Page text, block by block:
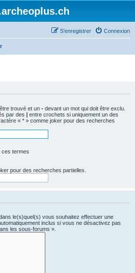
Connexion
S’enregistrer
trouvé et un - devant un mot qui doit être exclu.
par des | entre crochets si uniquement un des
« * » comme joker pour des recherches
ces termes
pour des recherches partielles.
le(s)quel(s) vous souhaitez effectuer une
inclus si vous ne désactivez pas
les sous-forums ».